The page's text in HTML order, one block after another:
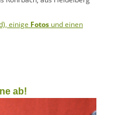
einige Fotos und einen
ab!